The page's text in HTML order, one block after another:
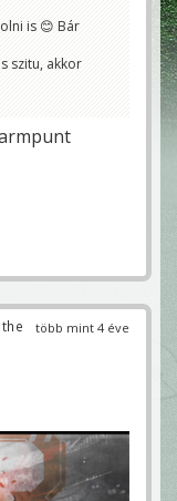
is 😊 Bár
szitu, akkor
több mint 4 éve